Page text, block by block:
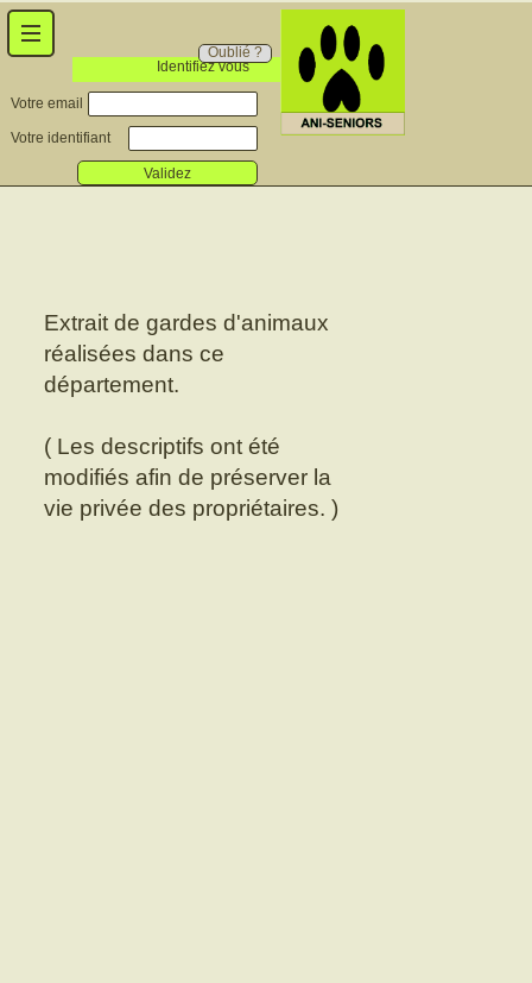
Identifiez vous
Oublié ?
Votre email
Votre identifiant
Validez
Extrait de gardes d'animaux
réalisées dans ce
département.
( Les descriptifs ont été
modifiés afin de préserver la
vie privée des propriétaires. )